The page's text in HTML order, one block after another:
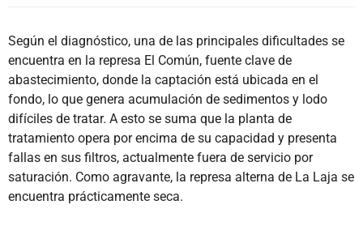
Según el diagnóstico, una de las principales dificultades se
encuentra en la represa El Común, fuente clave de
abastecimiento, donde la captación está ubicada en el
fondo, lo que genera acumulación de sedimentos y lodo
difíciles de tratar. A esto se suma que la planta de
tratamiento opera por encima de su capacidad y presenta
fallas en sus filtros, actualmente fuera de servicio por
saturación. Como agravante, la represa alterna de La Laja se
encuentra prácticamente seca.